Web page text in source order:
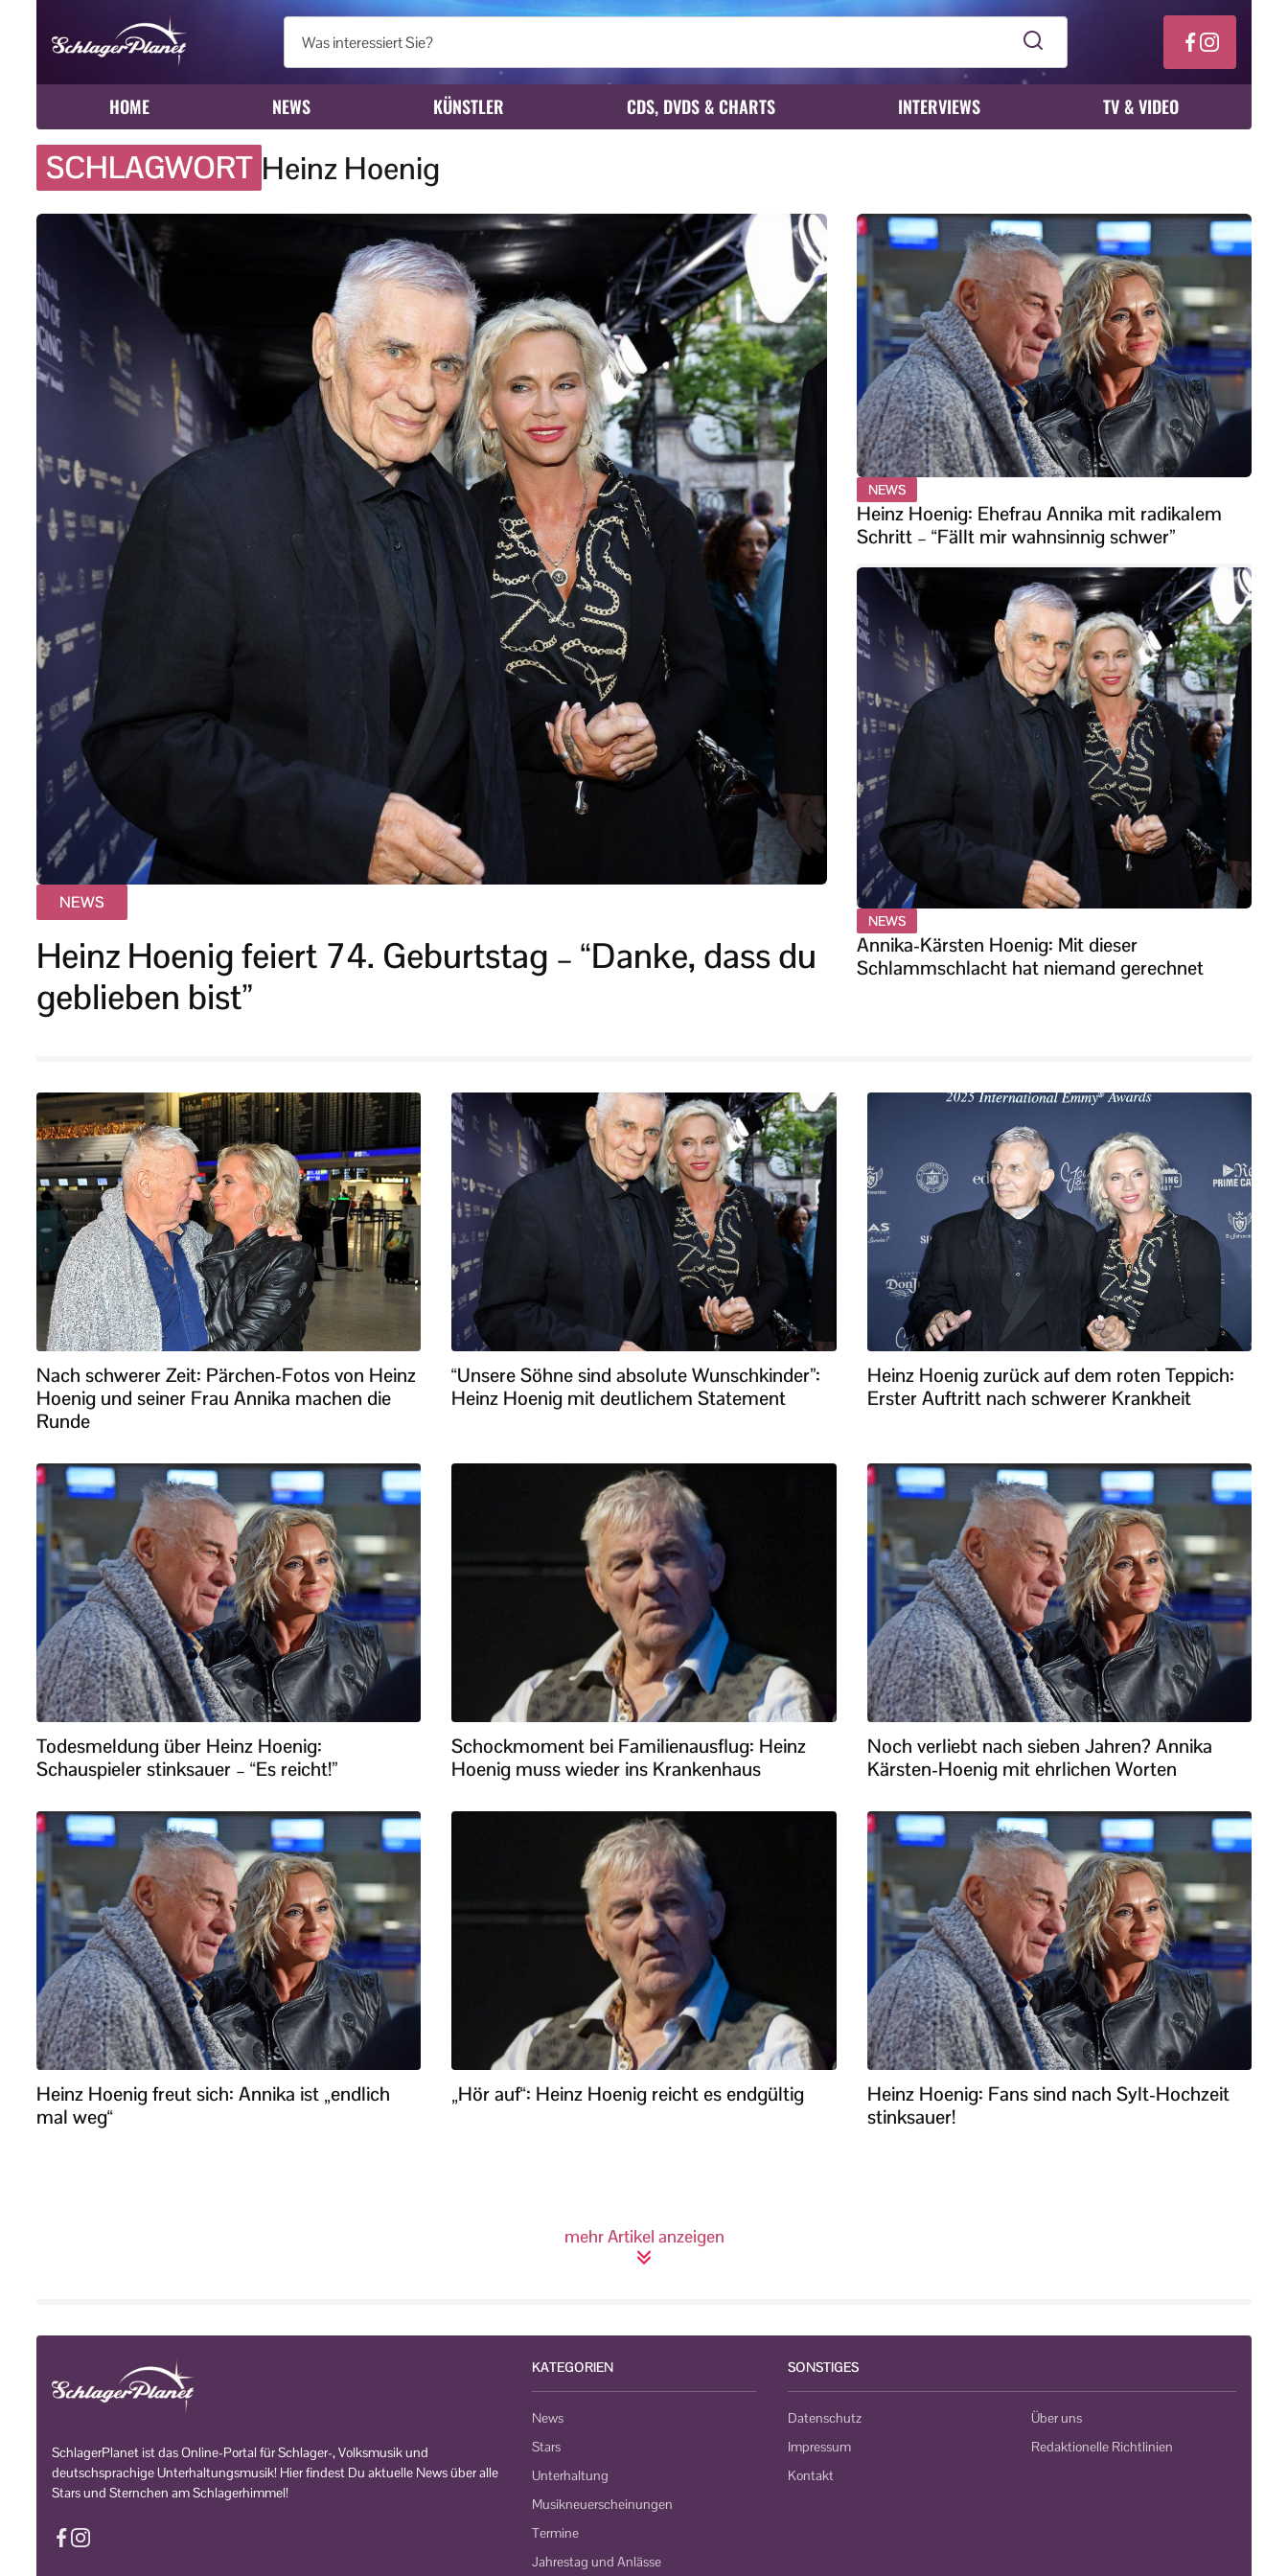
HOME NEWS KÜNSTLER CDS, DVDS & CHARTS INTERVIEWS TV & VIDEO
SCHLAGWORT Heinz Hoenig
NEWS
Heinz Hoenig feiert 74. Geburtstag – “Danke, dass du
geblieben bist”
NEWS
Heinz Hoenig: Ehefrau Annika mit radikalem
Schritt – “Fällt mir wahnsinnig schwer”
NEWS
Annika-Kärsten Hoenig: Mit dieser
Schlammschlacht hat niemand gerechnet
Nach schwerer Zeit: Pärchen-Fotos von Heinz
Hoenig und seiner Frau Annika machen die
Runde
“Unsere Söhne sind absolute Wunschkinder”:
Heinz Hoenig mit deutlichem Statement
Heinz Hoenig zurück auf dem roten Teppich:
Erster Auftritt nach schwerer Krankheit
Todesmeldung über Heinz Hoenig:
Schauspieler stinksauer – “Es reicht!”
Schockmoment bei Familienausflug: Heinz
Hoenig muss wieder ins Krankenhaus
Noch verliebt nach sieben Jahren? Annika
Kärsten-Hoenig mit ehrlichen Worten
Heinz Hoenig freut sich: Annika ist „endlich
mal weg“
„Hör auf“: Heinz Hoenig reicht es endgültig
Heinz Hoenig: Fans sind nach Sylt-Hochzeit
stinksauer!
mehr Artikel anzeigen
SchlagerPlanet ist das Online-Portal für Schlager-, Volksmusik und
deutschsprachige Unterhaltungsmusik! Hier findest Du aktuelle News über alle
Stars und Sternchen am Schlagerhimmel!
KATEGORIEN
News
Stars
Unterhaltung
Musikneuerscheinungen
Termine
Jahrestag und Anlässe
SONSTIGES
Datenschutz
Impressum
Kontakt
Über uns
Redaktionelle Richtlinien